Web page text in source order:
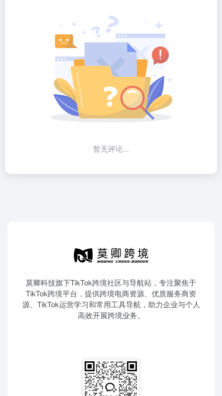
暂无评论...
莫卿科技旗下TikTok跨境社区与导航站，专注聚焦于
TikTok跨境平台，提供跨境电商资源、优质服务商资
源、TikTok运营学习和常用工具导航，助力企业与个人
高效开展跨境业务。